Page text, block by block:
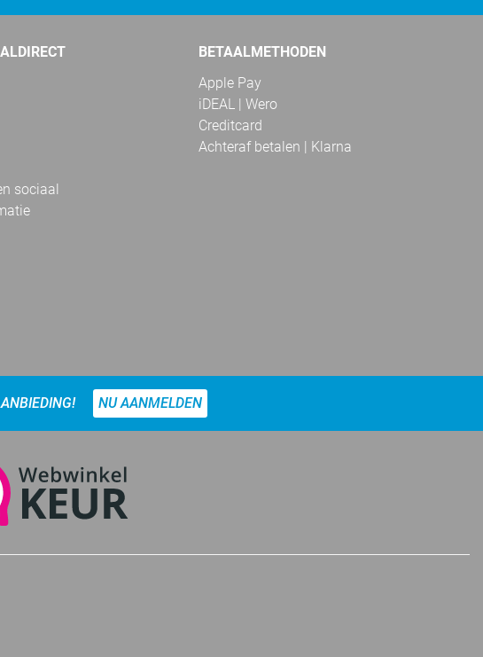
sociaal
BETAALMETHODEN
Apple Pay
iDEAL | Wero
Creditcard
Achteraf betalen | Klarna
NU AANMELDEN